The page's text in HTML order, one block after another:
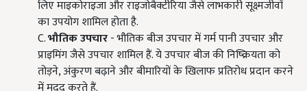
लिए माइकोराइजा और राइजोबैक्टीरिया जैसे लाभकारी सूक्ष्मजीवों
का उपयोग शामिल होता है.
C.भौतिक उपचार- भौतिक बीज उपचार में गर्म पानी उपचार और
प्राइमिंग जैसे उपचार शामिल हैं. ये उपचार बीज की निष्क्रियता को
तोड़ने, अंकुरण बढ़ाने और बीमारियों के खिलाफ प्रतिरोध प्रदान करने